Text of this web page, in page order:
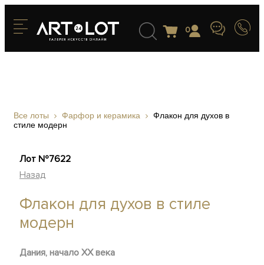
0
Все лоты Фарфор и керамика
Флакон для духов в
стиле модерн
Лот №7622
Назад
Флакон для духов в стиле
модерн
Дания, начало ХХ века